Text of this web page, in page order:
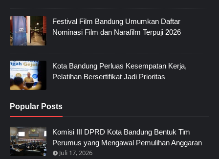
Festival Film Bandung Umumkan Daftar
Nominasi Film dan Narafilm Terpuji 2026
Kota Bandung Perluas Kesempatan Kerja,
Pelatihan Bersertifikat Jadi Prioritas
Popular Posts
Komisi III DPRD Kota Bandung Bentuk Tim
Perumus yang Mengawal Pemulihan Anggaran
Juli 17, 2026